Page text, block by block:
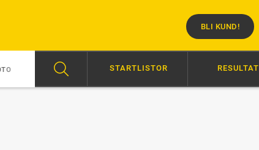
BLI KUND!
NY TRIUMF FÖR GINGRAS 07:00 HÖGERVARV RESTEN AV ÅRET
STARTLISTOR RESULTAT